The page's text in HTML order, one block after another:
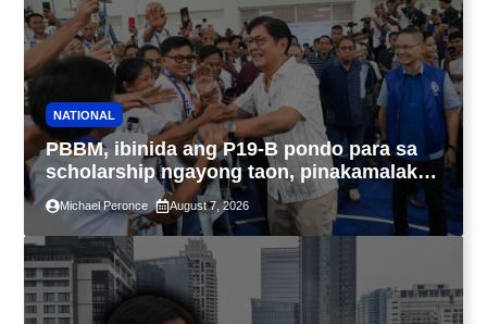
NATIONAL
PBBM, ibinida ang P19-B pondo para sa
scholarship ngayong taon, pinakamalaki
sa kasaysayan ng TESDA
Michael Peronce August 7, 2026